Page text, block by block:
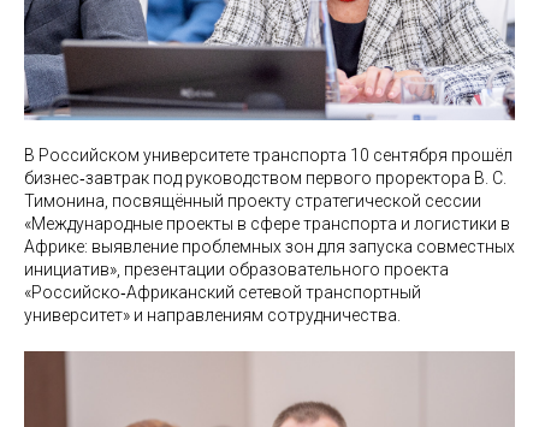
В Российском университете транспорта 10 сентября прошёл
бизнес‑завтрак под руководством первого проректора В. С.
Тимонина, посвящённый проекту стратегической сессии
«Международные проекты в сфере транспорта и логистики в
Африке: выявление проблемных зон для запуска совместных
инициатив», презентации образовательного проекта
«Российско‑Африканский сетевой транспортный
университет» и направлениям сотрудничества.